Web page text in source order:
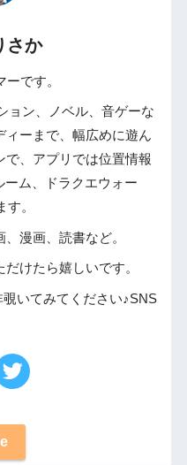
さか
です。
ョン、ノベル、音ゲーな
ィーまで、幅広めに遊ん
で、アプリでは位置情報
ム、ドラクエウォー
。
漫画、読書など。
けたら嬉しいです。
いてみてください♪SNS